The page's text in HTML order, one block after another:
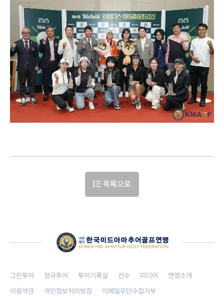
목록으로
그린투어 정규투어 투어기록실 선수 미디어
연맹소개
이용약관
개인정보처리방침 이메일무단수집거부